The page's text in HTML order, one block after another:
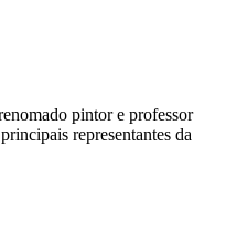
pintor e professor
representantes da